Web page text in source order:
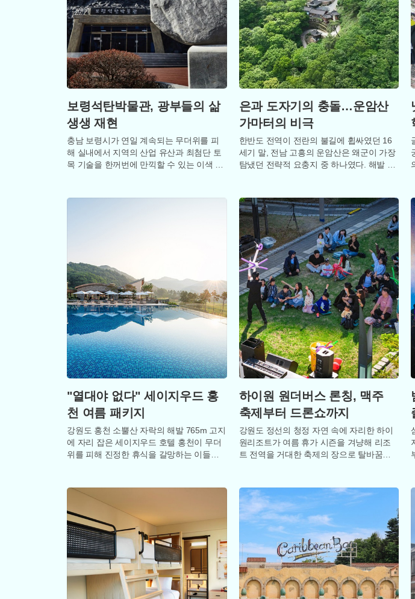
보령석탄박물관, 광부들의 삶
생생 재현
충남 보령시가 연일 계속되는 무더위를 피
해 실내에서 지역의 산업 유산과 최첨단 토
목 기술을 한꺼번에 만끽할 수 있는 이색 전
은과 도자기의 충돌…운암산
가마터의 비극
한반도 전역이 전란의 불길에 휩싸였던 16
세기 말, 전남 고흥의 운암산은 왜군이 가장
탐냈던 전략적 요충지 중 하나였다. 해발 48
"열대야 없다" 세이지우드 홍
천 여름 패키지
강원도 홍천 소뿔산 자락의 해발 765m 고지
에 자리 잡은 세이지우드 호텔 홍천이 무더
위를 피해 진정한 휴식을 갈망하는 이들을
하이원 원더버스 론칭, 맥주
축제부터 드론쇼까지
강원도 정선의 청정 자연 속에 자리한 하이
원리조트가 여름 휴가 시즌을 겨냥해 리조
트 전역을 거대한 축제의 장으로 탈바꿈시